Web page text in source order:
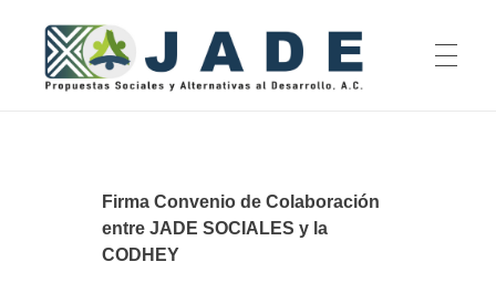
QUIENES SOMOS
Firma Convenio de Colaboración
entre JADE SOCIALES y la
CODHEY